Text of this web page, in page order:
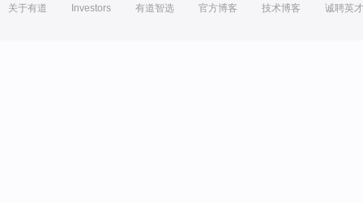
关于有道 Investors 有道智选 官方博客 技术博客 诚聘英才